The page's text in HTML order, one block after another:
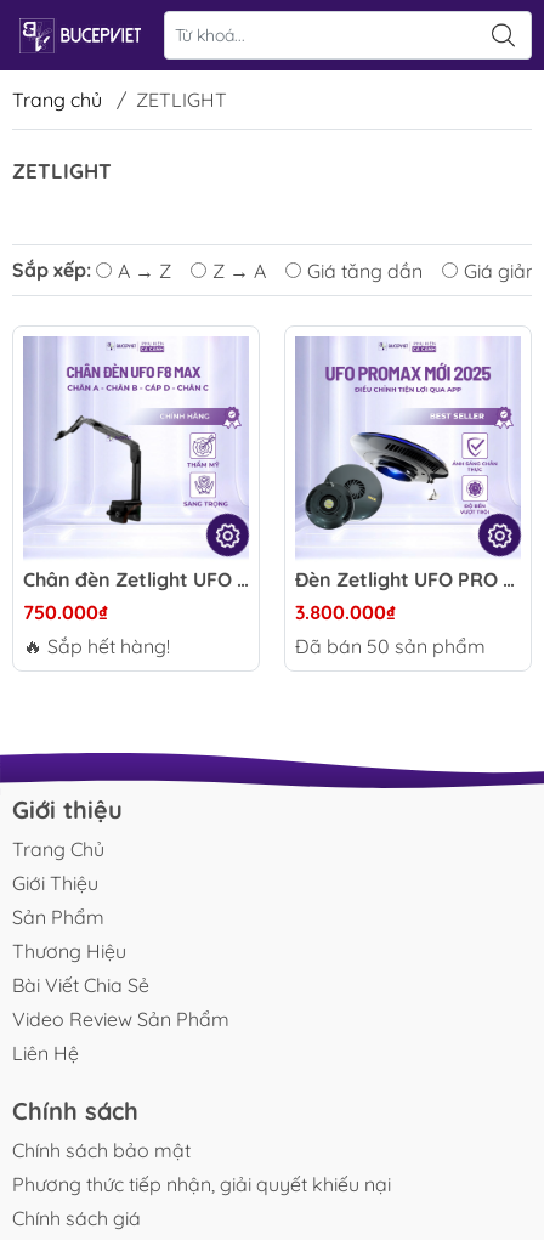
Trang chủ / ZETLIGHT
ZETLIGHT
Sắp xếp: A → Z Z → A Giá tăng dần Giá
Chân đèn Zetlight UFO 8 Pro – 4 kiểu treo (A-B-C-D), chắc chắn, dễ lắp đặt
750.000₫
🔥 Sắp hết hàng!
Đèn Zetlight UFO PRO MAX F8 - Đèn LED WRGB hồ thủy sinh, biotope, chỉnh app Horizon Aqua, hiệu ứng sóng đẹp
3.800.000₫
Đã bán 50 sản phẩm
Giới thiệu
Trang Chủ
Giới Thiệu
Sản Phẩm
Thương Hiệu
Bài Viết Chia Sẻ
Video Review Sản Phẩm
Liên Hệ
Chính sách
Chính sách bảo mật
Phương thức tiếp nhận, giải quyết khiếu nại
Chính sách giá